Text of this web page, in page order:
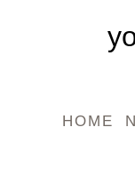
HOME